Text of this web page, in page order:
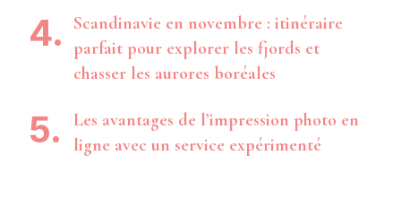
Scandinavie en novembre : itinéraire
parfait pour explorer les fjords et
chasser les aurores boréales
Les avantages de l’impression photo en
ligne avec un service expérimenté